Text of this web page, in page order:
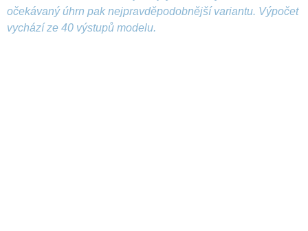
očekávaný úhrn pak nejpravděpodobnější variantu. Výpočet
vychází ze 40 výstupů modelu.